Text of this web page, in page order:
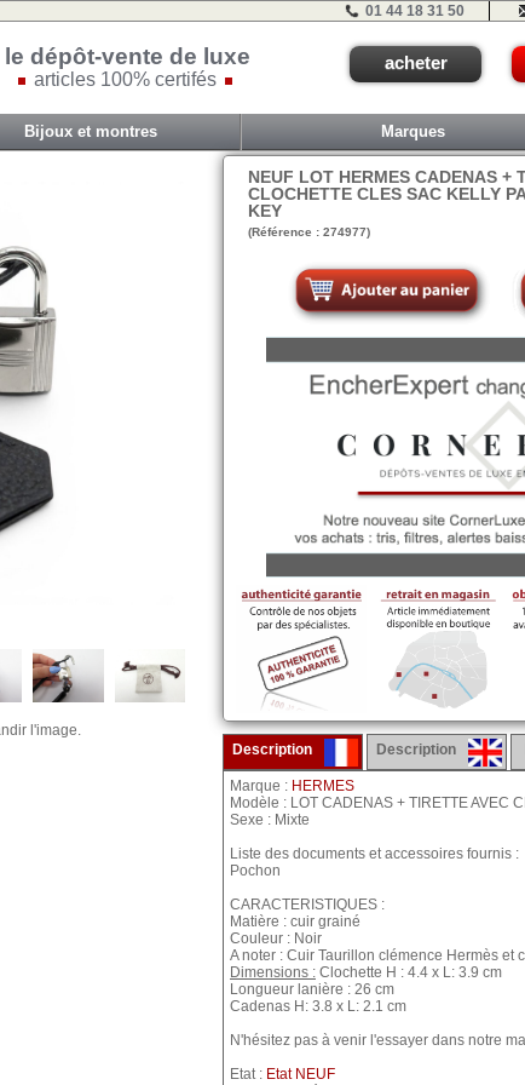
01 44 18 31 50
le dépôt-vente de luxe
articles 100% certifés
acheter
Bijoux et montres Marques
l'image.
NEUF LOT HERMES CADENAS +
CLOCHETTE CLES SAC KELLY
KEY
(Référence : 274977)
Description Description
Marque : HERMES
Modèle : LOT CADENAS + TIRETTE AVEC
Sexe : Mixte
Liste des documents et accessoires fournis :
Pochon
CARACTERISTIQUES :
Matière : cuir grainé
Couleur : Noir
A noter : Cuir Taurillon clémence Hermès et
Dimensions : Clochette H : 4.4 x L: 3.9 cm
Longueur lanière : 26 cm
Cadenas H: 3.8 x L: 2.1 cm
N'hésitez pas à venir l'essayer dans notre
Etat : Etat NEUF